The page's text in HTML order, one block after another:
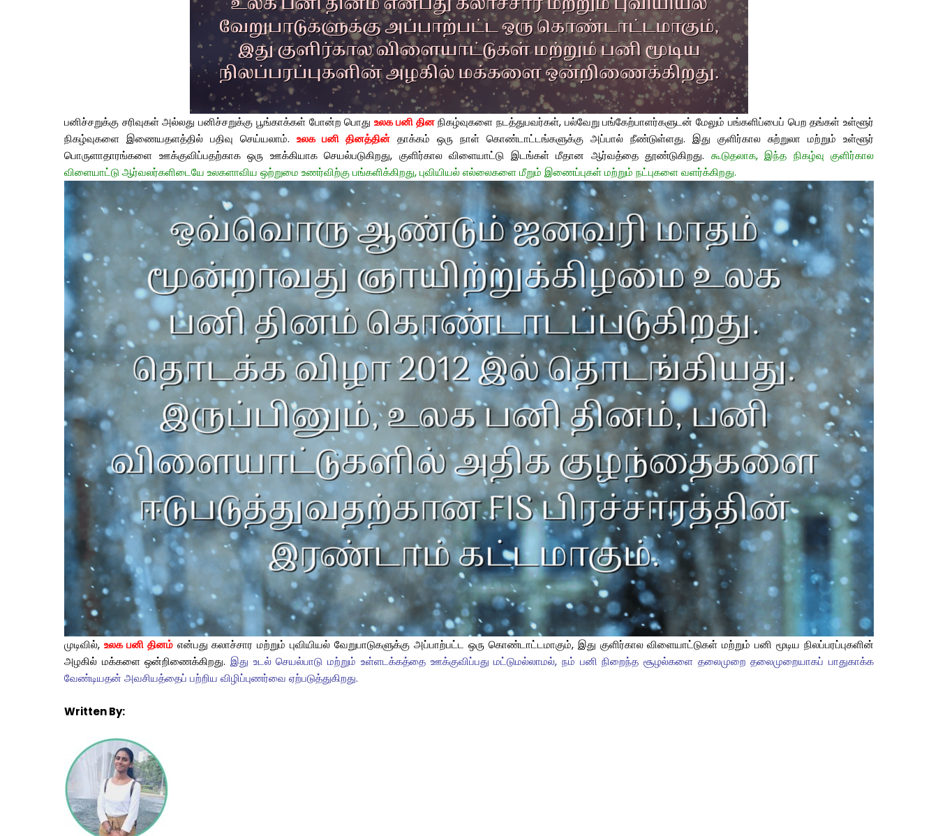
பனிச்சறுக்கு சரிவுகள் அல்லது பனிச்சறுக்கு பூங்காக்கள் போன்ற பொதுஉலக பனி தினநிகழ்வுகளை நடத்துபவர்கள், பல்வேறு பங்கேற்பாளர்களுடன் மேலும் பங்களிப்பைப் பெற தங்கள் உள்ளூர்
நிகழ்வுகளை இணையதளத்தில் பதிவு செய்யலாம். உலக பனி தினத்தின் தாக்கம் ஒரு நாள் கொண்டாட்டங்களுக்கு அப்பால் நீண்டுள்ளது. இது குளிர்கால சுற்றுலா மற்றும் உள்ளூர்
பொருளாதாரங்களை ஊக்குவிப்பதற்காக ஒரு ஊக்கியாக செயல்படுகிறது, குளிர்கால விளையாட்டு இடங்கள் மீதான ஆர்வத்தை தூண்டுகிறது. கூடுதலாக, இந்த நிகழ்வு குளிர்கால
விளையாட்டு ஆர்வலர்களிடையே உலகளாவிய ஒற்றுமை உணர்விற்கு பங்களிக்கிறது, புவியியல் எல்லைகளை மீறும் இணைப்புகள் மற்றும் நட்புகளை வளர்க்கிறது.
முடிவில், உலக பனி தினம் என்பது கலாச்சார மற்றும் புவியியல் வேறுபாடுகளுக்கு அப்பாற்பட்ட ஒரு கொண்டாட்டமாகும், இது குளிர்கால விளையாட்டுகள் மற்றும் பனி மூடிய நிலப்பரப்புகளின்
அழகில் மக்களை ஒன்றிணைக்கிறது.இது உடல் செயல்பாடு மற்றும் உள்ளடக்கத்தை ஊக்குவிப்பது மட்டுமல்லாமல், நம் பனி நிறைந்த சூழல்களை தலைமுறை தலைமுறையாகப் பாதுகாக்க
வேண்டியதன் அவசியத்தைப் பற்றிய விழிப்புணர்வை ஏற்படுத்துகிறது.
Written By: